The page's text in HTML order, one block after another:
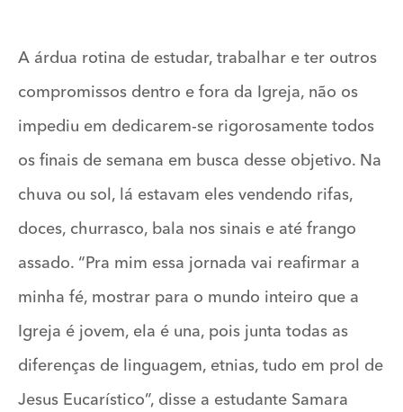
A árdua rotina de estudar, trabalhar e ter outros
compromissos dentro e fora da Igreja, não os
impediu em dedicarem-se rigorosamente todos
os finais de semana em busca desse objetivo. Na
chuva ou sol, lá estavam eles vendendo rifas,
doces, churrasco, bala nos sinais e até frango
assado. “Pra mim essa jornada vai reafirmar a
minha fé, mostrar para o mundo inteiro que a
Igreja é jovem, ela é una, pois junta todas as
diferenças de linguagem, etnias, tudo em prol de
Jesus Eucarístico”, disse a estudante Samara